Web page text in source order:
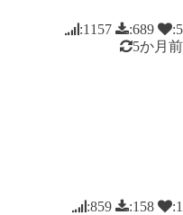
:1157
:689
:5
5か月前
:859
:158
:1